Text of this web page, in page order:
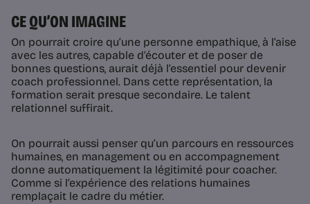
CE QU’ON IMAGINE
On pourrait croire qu’une personne empathique, à l’aise
avec les autres, capable d’écouter et de poser de
bonnes questions, aurait déjà l’essentiel pour devenir
coach professionnel. Dans cette représentation, la
formation serait presque secondaire. Le talent
relationnel suffirait.
On pourrait aussi penser qu’un parcours en ressources
humaines, en management ou en accompagnement
donne automatiquement la légitimité pour coacher.
Comme si l’expérience des relations humaines
remplaçait le cadre du métier.